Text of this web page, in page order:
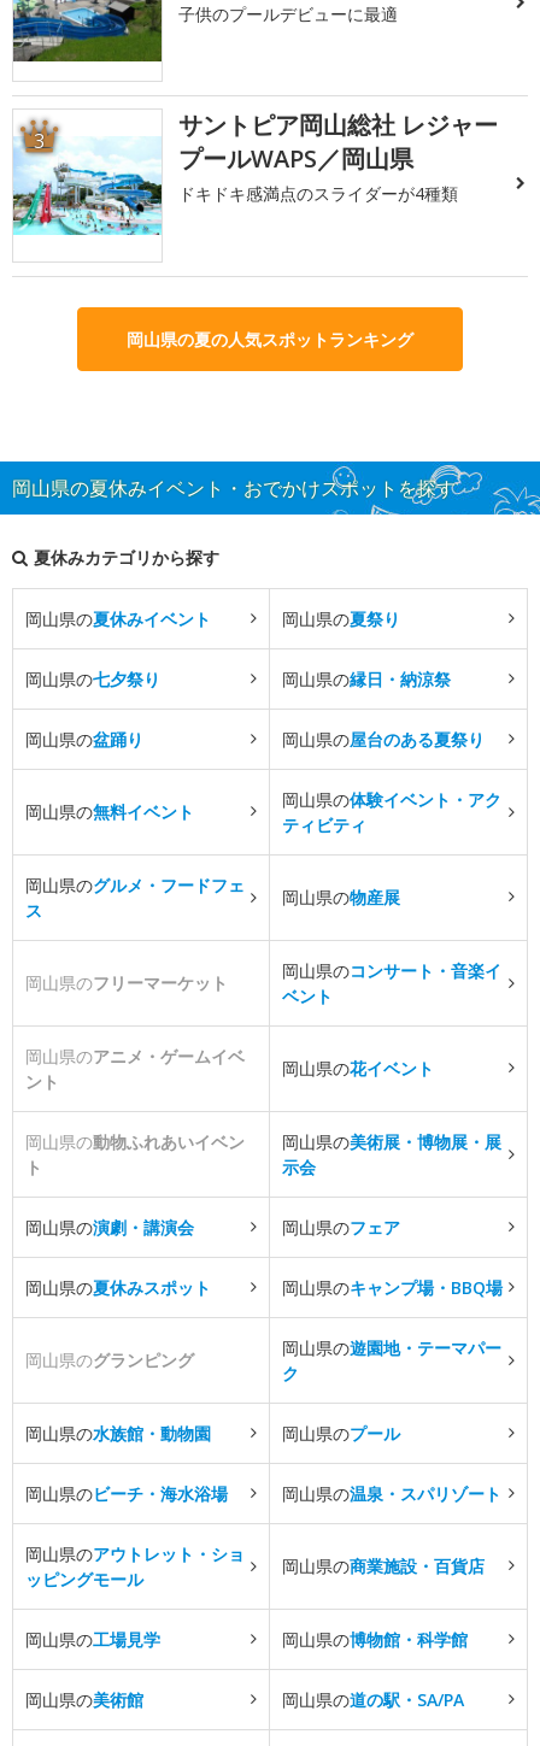
子供のプールデビューに最適
3
サントピア岡山総社 レジャー
プールWAPS／岡山県
ドキドキ感満点のスライダーが4種類
岡山県の夏の人気スポットランキング
岡山県の夏休みイベント・おでかけスポットを探す
夏休みカテゴリから探す
岡山県の夏休みイベント 岡山県の夏祭り
岡山県の七夕祭り 岡山県の縁日・納涼祭
岡山県の盆踊り 岡山県の屋台のある夏祭り
岡山県の無料イベント
岡山県の体験イベント・アク
ティビティ
岡山県のグルメ・フードフェ
ス
岡山県の物産展
岡山県のフリーマーケット
岡山県のコンサート・音楽イ
ベント
岡山県のアニメ・ゲームイベ
ント
岡山県の花イベント
岡山県の動物ふれあいイベン
ト
岡山県の美術展・博物展・展
示会
岡山県の演劇・講演会 岡山県のフェア
岡山県の夏休みスポット 岡山県のキャンプ場・BBQ場
岡山県のグランピング
岡山県の遊園地・テーマパー
ク
岡山県の水族館・動物園 岡山県のプール
岡山県のビーチ・海水浴場 岡山県の温泉・スパリゾート
岡山県のアウトレット・ショ
ッピングモール
岡山県の商業施設・百貨店
岡山県の工場見学 岡山県の博物館・科学館
岡山県の美術館 岡山県の道の駅・SA/PA